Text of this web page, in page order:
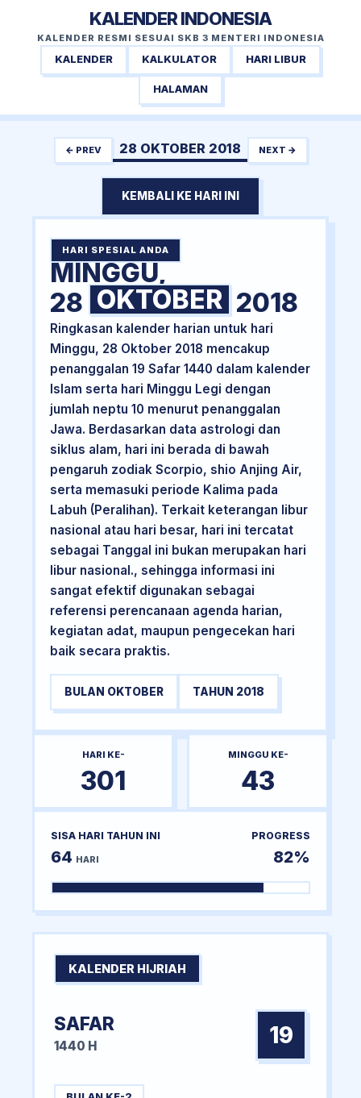
KALENDER INDONESIA
KALENDER RESMI SESUAI SKB 3 MENTERI INDONESIA
KALENDER KALKULATOR HARI LIBUR
HALAMAN
← PREV 28 OKTOBER 2018 NEXT →
KEMBALI KE HARI INI
HARI SPESIAL ANDA
MINGGU,
28 OKTOBER 2018
Ringkasan kalender harian untuk hari
Minggu, 28 Oktober 2018 mencakup
penanggalan 19 Safar 1440 dalam kalender
Islam serta hari Minggu Legi dengan
jumlah neptu 10 menurut penanggalan
Jawa. Berdasarkan data astrologi dan
siklus alam, hari ini berada di bawah
pengaruh zodiak Scorpio, shio Anjing Air,
serta memasuki periode Kalima pada
Labuh (Peralihan). Terkait keterangan libur
nasional atau hari besar, hari ini tercatat
sebagai Tanggal ini bukan merupakan hari
libur nasional., sehingga informasi ini
sangat efektif digunakan sebagai
referensi perencanaan agenda harian,
kegiatan adat, maupun pengecekan hari
baik secara praktis.
BULAN OKTOBER TAHUN 2018
HARI KE-
301
MINGGU KE-
43
SISA HARI TAHUN INI
64 HARI
PROGRESS
82%
KALENDER HIJRIAH
SAFAR
1440 H 19